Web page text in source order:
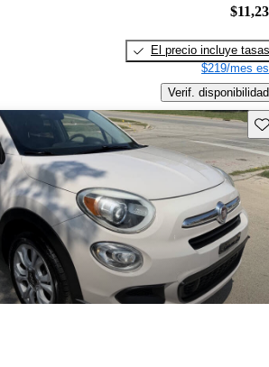
El precio incluye tasas
$219/mes
Verif. disponibilidad